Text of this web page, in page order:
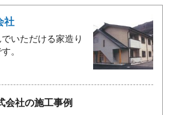
社
いただける家造り
。
会社の施工事例